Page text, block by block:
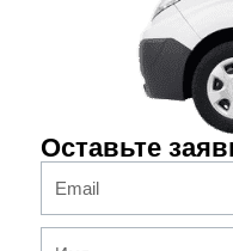
Оставьте